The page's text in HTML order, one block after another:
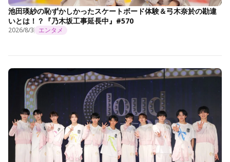
池田瑛紗の恥ずかしかったスケートボード体験＆弓木奈於の勘違
いとは！？『乃木坂工事延長中』#570
2026/8/3 エンタメ